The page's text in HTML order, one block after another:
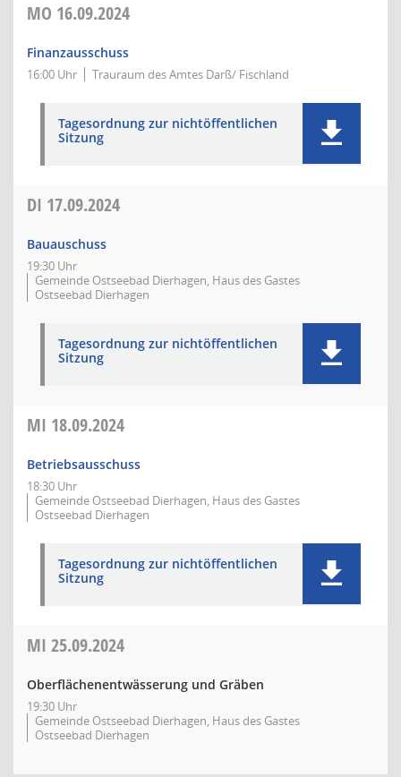
MO 16.09.2024
Finanzausschuss
16:00 Uhr Trauraum des Amtes Darß/ Fischland
Tagesordnung zur nichtöffentlichen
Sitzung
DI 17.09.2024
Bauauschuss
19:30 Uhr
Gemeinde Ostseebad Dierhagen, Haus des Gastes
Ostseebad Dierhagen
Tagesordnung zur nichtöffentlichen
Sitzung
MI 18.09.2024
Betriebsausschuss
18:30 Uhr
Gemeinde Ostseebad Dierhagen, Haus des Gastes
Ostseebad Dierhagen
Tagesordnung zur nichtöffentlichen
Sitzung
MI 25.09.2024
Oberflächenentwässerung und Gräben
19:30 Uhr
Gemeinde Ostseebad Dierhagen, Haus des Gastes
Ostseebad Dierhagen